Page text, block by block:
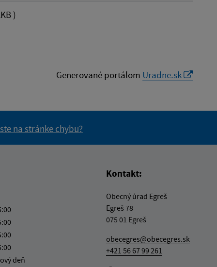
)
Generované portálom Uradne.sk
na stránke chybu?
deň
Kontakt:
Obecný úrad Egreš
Egreš 78
075 01 Egreš
obecegres@obecegres.sk
+421 56 67 99 261